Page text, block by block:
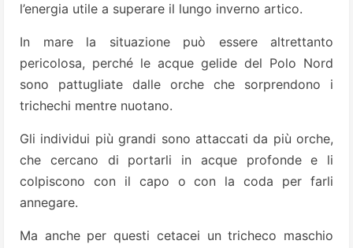
l’energia utile a superare il lungo inverno artico.
In mare la situazione può essere altrettanto
pericolosa, perché le acque gelide del Polo Nord
sono pattugliate dalle orche che sorprendono i
trichechi mentre nuotano.
Gli individui più grandi sono attaccati da più orche,
che cercano di portarli in acque profonde e li
colpiscono con il capo o con la coda per farli
annegare.
Ma anche per questi cetacei un tricheco maschio